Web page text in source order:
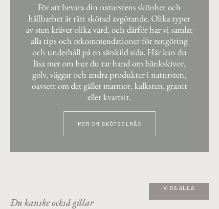
För att bevara din naturstens skönhet och
hållbarhet är rätt skötsel avgörande. Olika typer
av sten kräver olika vård, och därför har vi samlat
alla tips och rekommendationer för rengöring
och underhåll på en särskild sida. Här kan du
läsa mer om hur du tar hand om bänkskivor,
golv, väggar och andra produkter i natursten,
oavsett om det gäller marmor, kalksten, granit
eller kvartsit.
MER OM SKÖTSELRÅD
Du kanske också gillar
VISA ALLA